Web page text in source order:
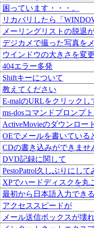
困っています・・・。
リカバリしたら「
メーリングリストの脱退
デジカメで撮った写真を
ウインドウの大きさを変
404エラー多発
Shiftキーについて
教えてください
E-malのURLをクリック
ms-dosコマンドプロンプ
ActiveMovieのダウンロー
OEでメールを書いている
CDの書き込みができませ
DVD記録に関して
PestoPatrol久しぶりにして
XPでハードディスクを丸
最初から日本語入力でき
アクセススピードが
メール送信ボックスが壊